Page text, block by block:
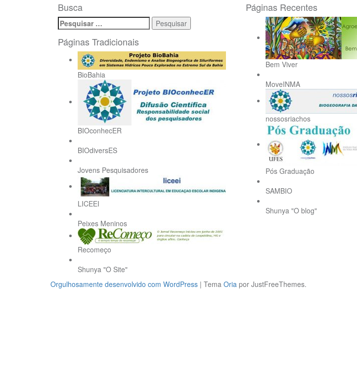
Busca
Pesquisar
por:
Páginas Tradicionais
BioBahia
BIOconhecER
BIOdiversES
Jovens Pesquisadores
LICEEI
Peixes Meninos
Recomeço
Shunya "O Site"
Páginas Recentes
Bem Viver
MoveINMA
nossosriachos
Pós Graduação
SAMBIO
Shunya "O blog"
Orgulhosamente desenvolvido com WordPress | Tema Oria por JustFreeThemes.